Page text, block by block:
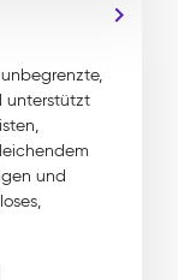
unterstützt
und